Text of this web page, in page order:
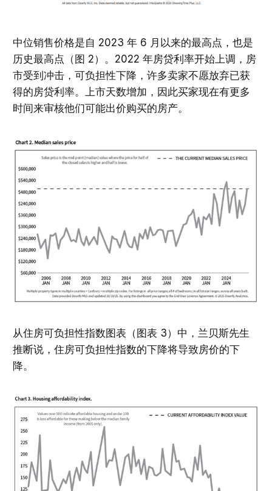
中位销售价格是自 2023 年 6 月以来的最高点，也是
历史最高点（图 2）。2022 年房贷利率开始上调，房
市受到冲击，可负担性下降，许多卖家不愿放弃已获
得的房贷利率。上市天数增加，因此买家现在有更多
时间来审核他们可能出价购买的房产。
从住房可负担性指数图表（图表 3）中，兰贝斯先生
推断说，住房可负担性指数的下降将导致房价的下
降。